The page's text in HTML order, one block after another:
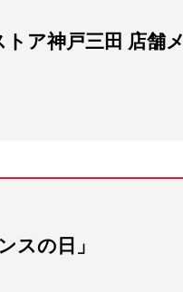
ア神戸三田 店舗メ
スの日」